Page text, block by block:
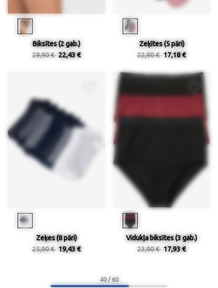
Biksītes (2 gab.)
29,90 € 22,43 €
Zeķītes (5 pāri)
22,90 € 17,18 €
Zeķes (8 pāri)
25,90 € 19,43 €
Vidukļa biksītes (3 gab.)
23,90 € 17,93 €
40 / 60